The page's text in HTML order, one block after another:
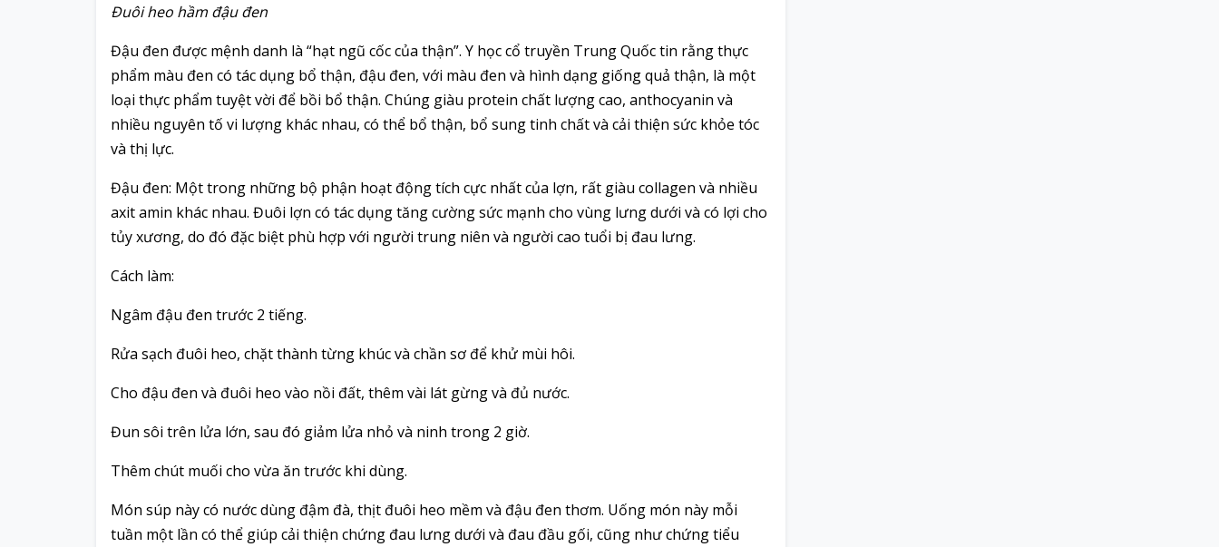
Đuôi heo hầm đậu đen
Đậu đen được mệnh danh là “hạt ngũ cốc của thận”. Y học cổ truyền Trung Quốc tin rằng thực
phẩm màu đen có tác dụng bổ thận, đậu đen, với màu đen và hình dạng giống quả thận, là một
loại thực phẩm tuyệt vời để bồi bổ thận. Chúng giàu protein chất lượng cao, anthocyanin và
nhiều nguyên tố vi lượng khác nhau, có thể bổ thận, bổ sung tinh chất và cải thiện sức khỏe tóc
và thị lực.
Đậu đen: Một trong những bộ phận hoạt động tích cực nhất của lợn, rất giàu collagen và nhiều
axit amin khác nhau. Đuôi lợn có tác dụng tăng cường sức mạnh cho vùng lưng dưới và có lợi cho
tủy xương, do đó đặc biệt phù hợp với người trung niên và người cao tuổi bị đau lưng.
Cách làm:
Ngâm đậu đen trước 2 tiếng.
Rửa sạch đuôi heo, chặt thành từng khúc và chần sơ để khử mùi hôi.
Cho đậu đen và đuôi heo vào nồi đất, thêm vài lát gừng và đủ nước.
Đun sôi trên lửa lớn, sau đó giảm lửa nhỏ và ninh trong 2 giờ.
Thêm chút muối cho vừa ăn trước khi dùng.
Món súp này có nước dùng đậm đà, thịt đuôi heo mềm và đậu đen thơm. Uống món này mỗi
tuần một lần có thể giúp cải thiện chứng đau lưng dưới và đau đầu gối, cũng như chứng tiểu